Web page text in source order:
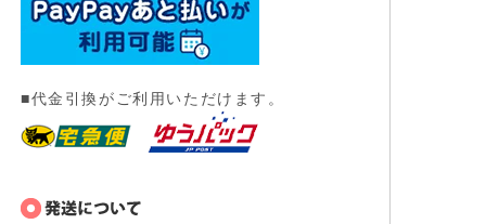
■代金引換がご利用いただけます。